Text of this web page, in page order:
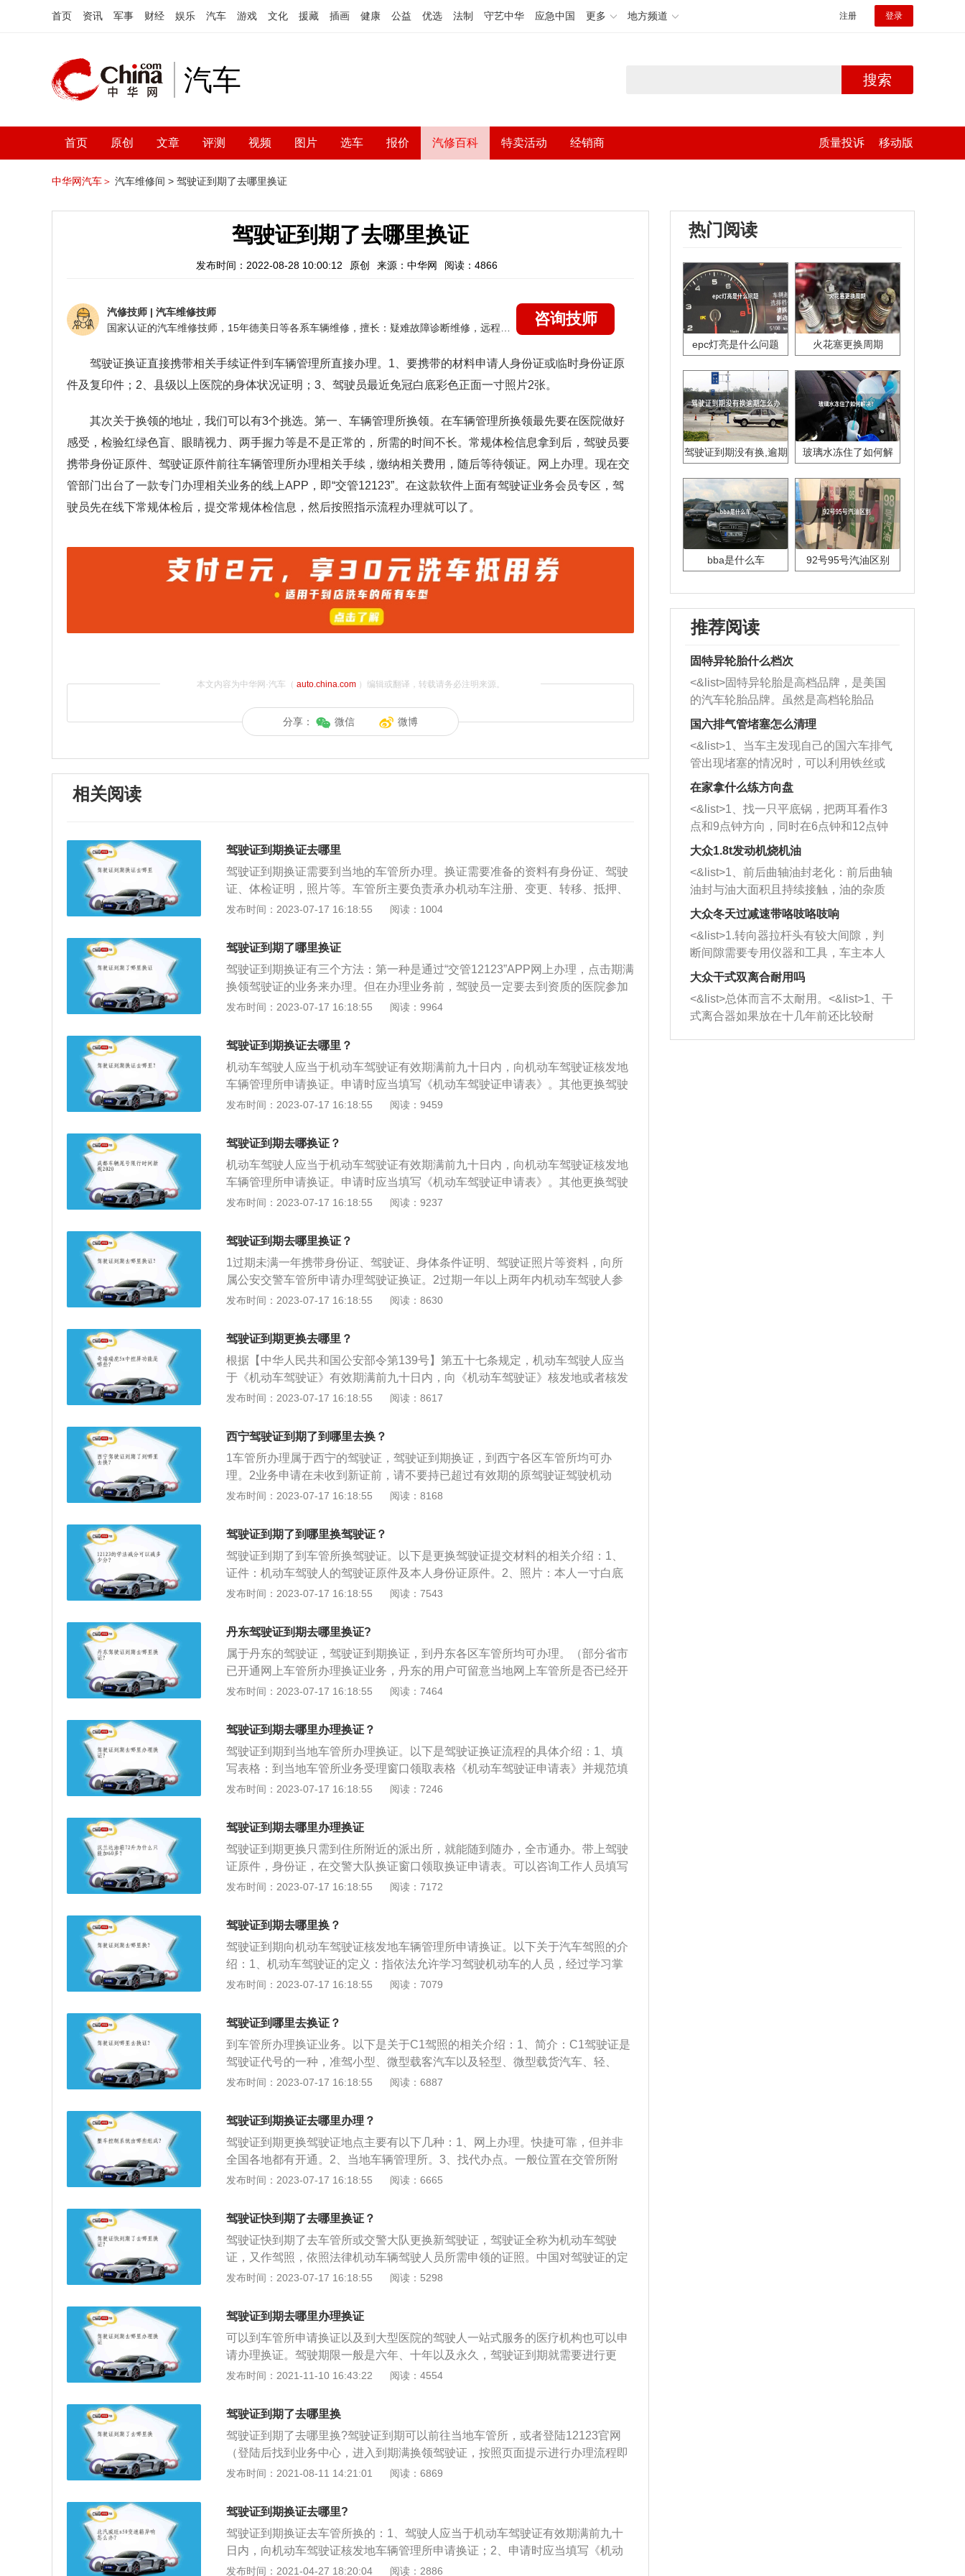
首页 资讯 军事 财经 娱乐 汽车 游戏 文化 援藏 插画 健康 公益 优选 法制 守艺中华 应急中国 更多 地方频道 注册 登录
汽车 搜索
首页 原创 文章 评测 视频 图片 选车 报价 汽修百科 特卖活动 经销商 质量投诉 移动版
中华网汽车＞ 汽车维修间 > 驾驶证到期了去哪里换证
驾驶证到期了去哪里换证
发布时间：2022-08-28 10:00:12 原创 来源：中华网 阅读：4866
汽修技师 | 汽车维修技师
咨询技师
驾驶证换证直接携带相关手续证件到车辆管理所直接办理。1、要携带的材料申请人身份证或临时身份证原
件及复印件；2、县级以上医院的身体状况证明；3、驾驶员最近免冠白底彩色正面一寸照片2张。
其次关于换领的地址，我们可以有3个挑选。第一、车辆管理所换领。在车辆管理所换领最先要在医院做好
感受，检验红绿色盲、眼睛视力、两手握力等是不是正常的，所需的时间不长。常规体检信息拿到后，驾驶员要
携带身份证原件、驾驶证原件前往车辆管理所办理相关手续，缴纳相关费用，随后等待领证。网上办理。现在交
管部门出台了一款专门办理相关业务的线上APP，即“交管12123”。在这款软件上面有驾驶证业务会员专区，驾
驶员先在线下常规体检后，提交常规体检信息，然后按照指示流程办理就可以了。
本文内容为中华网·汽车（ auto.china.com）编辑或翻译，转载请务必注明来源。
分享： 微信 微博
相关阅读
驾驶证到期换证去哪里
驾驶证到期换证需要到当地的车管所办理。换证需要准备的资料有身份证、驾驶
证、体检证明，照片等。车管所主要负责承办机动车注册、变更、转移、抵押、
注销登记，机动车驾驶证申请、补领、换领、审验及受理机动车和驾驶员相关的
驶证有效期满前九十日内，向机动车驾驶证核发地或者核发地以外的车辆管理所
申请换证。驾照到期更换新驾照流程如下：1、要准备好1寸照片（没有照片的，
办证大厅旁边就有专门拍照片的）；体检证明一份（没有体检证明的，也是在办
证大厅旁边就有，直接就可以体检）；2、驾驶证换证必须到车管所才能办理；
3、填写一张驾照换证申请表，照片贴在右上角；4、携带身份证、驾驶证到办证
驾照了，一般的小的城市是当场就拿走的，北上广这样的大城市是15个工作日办
完，到时通知去取，也可以办理快递寄，但快递费要自己承担。交管12123（安
卓手机app版本下，v2.8.7）换证前需进行体检在申请换证业务前，需要先到指定
进行换证：登录交管12123app后，通过业务中心找到期满换领驾驶证业务，点击
理。阅读完业务须知后，点击同意，确认用户申告内容，然后进入驾驶人信息确
认界面，仔细核对点击下一步；选择取件方式，可以邮政寄递或网点自取，如果
需要邮寄的，则仔细填写收件地址；确认取件方式后，点击下一步，进入期满换
证提交界面。再次确认所填资料信息无误后，获取手机短信验证码，验证通过
发布时间：2023-07-17 16:18:55 阅读：1004
驾驶证到期了哪里换证
驾驶证到期换证有三个方法：第一种是通过“交管12123”APP网上办理，点击期满
换领驾驶证的业务来办理。但在办理业务前，驾驶员一定要去到资质的医院参加
相应的体检，否则无法办理。第二种是去车管所窗口办理，这是最传统的方式。
体检证明，就能快速办理换证业务，拿到新的驾驶证。第三种是邮政网点办理换
证业务，但前提是驾驶员所在城市的邮政储蓄银行开通了换驾驶证的业务。
发布时间：2023-07-17 16:18:55 阅读：9964
驾驶证到期换证去哪里？
机动车驾驶人应当于机动车驾驶证有效期满前九十日内，向机动车驾驶证核发地
车辆管理所申请换证。申请时应当填写《机动车驾驶证申请表》。其他更换驾驶
证的方式如下：“交管12123”APP换证。下载“交管12123”APP，依次选择服务中
业厅的“警医邮”服务点，进行换证办理，从受理登记、体检再到新证制作只需半
小时。目前只有少部分城市开通了该项服务，比如杭州。换证和审验须符合以下
条件：持有大型客车、牵引车、城市公交车、中型客车、大型货车驾驶证在本记
分周期内没有记分，或者持有其他准驾车型驾驶证在本记分周期内记分未达到12
分；持有大型客车、牵引车、城市公交车、中型客车、大型货车驾驶证一个记分
等以上责任未被吊销机动车驾驶证的驾驶人，已参加审验教育的；申请人没有未
处理完毕的道路交通安全违法行为或者交通事故；申请人身体条件符合驾驶许可
条件；机动车驾驶证没有被依法扣押、扣留、暂扣、吊销、注销或撤销的情形。
发布时间：2023-07-17 16:18:55 阅读：9459
驾驶证到期去哪换证？
机动车驾驶人应当于机动车驾驶证有效期满前九十日内，向机动车驾驶证核发地
车辆管理所申请换证。申请时应当填写《机动车驾驶证申请表》。其他更换驾驶
证的方式如下：“交管12123”APP换证。下载“交管12123”APP，依次选择服务中
业厅的“警医邮”服务点，进行换证办理，从受理登记、体检再到新证制作只需半
小时。目前只有少部分城市开通了该项服务，比如杭州。换证和审验须符合以下
条件：持有大型客车、牵引车、城市公交车、中型客车、大型货车驾驶证在本记
分周期内没有记分，或者持有其他准驾车型驾驶证在本记分周期内记分未达到12
分；持有大型客车、牵引车、城市公交车、中型客车、大型货车驾驶证一个记分
等以上责任未被吊销机动车驾驶证的驾驶人，已参加审验教育的；申请人没有未
处理完毕的道路交通安全违法行为或者交通事故；申请人身体条件符合驾驶许可
条件；机动车驾驶证没有被依法扣押、扣留、暂扣、吊销、注销或撤销的情形。
发布时间：2023-07-17 16:18:55 阅读：9237
驾驶证到期去哪里换证？
1过期未满一年携带身份证、驾驶证、身体条件证明、驾驶证照片等资料，向所
属公安交警车管所申请办理驾驶证换证。2过期一年以上两年内机动车驾驶人参
加道路交通安全法律、法规和相关知识考试合格后，可以恢复驾驶资格。3到期
发布时间：2023-07-17 16:18:55 阅读：8630
驾驶证到期更换去哪里？
根据【中华人民共和国公安部令第139号】第五十七条规定，机动车驾驶人应当
于《机动车驾驶证》有效期满前九十日内，向《机动车驾驶证》核发地或者核发
地以外的车辆管理所申请换证。办理材料：根据《机动车驾驶证申领和使用规
驾驶证》的申请时应当填写《机动车驾驶证申请表》并提交以下证明、凭证机动
车驾驶人的身份证明。《机动车驾驶证》。县级或者部队团级以上医疗机构出具
的有关身体条件的证明，属于申请残疾人专用小型自动挡载客汽车的，应当提交
经省级卫生主管部门指定的专门医疗机构出具的有关身体条件的证明。办理流
程：拍照（或自带白底免冠1寸照）。填写《机动车驾驶申请表》。业务窗口办
发布时间：2023-07-17 16:18:55 阅读：8617
西宁驾驶证到期了到哪里去换？
1车管所办理属于西宁的驾驶证，驾驶证到期换证，到西宁各区车管所均可办
理。2业务申请在未收到新证前，请不要持已超过有效期的原驾驶证驾驶机动
车。3在办理过程中申请人与收件人必须一致。请您如实填写相关信息，对所提
发布时间：2023-07-17 16:18:55 阅读：8168
驾驶证到期了到哪里换驾驶证？
驾驶证到期了到车管所换驾驶证。以下是更换驾驶证提交材料的相关介绍：1、
证件：机动车驾驶人的驾驶证原件及本人身份证原件。2、照片：本人一寸白底
彩色照片三张。3、身体条件证明：一般需要县级或部队团级以上医疗机构出具
管部门指定的专门医疗机构出具的有关身体条件的证明。
发布时间：2023-07-17 16:18:55 阅读：7543
丹东驾驶证到期去哪里换证?
属于丹东的驾驶证，驾驶证到期换证，到丹东各区车管所均可办理。（部分省市
已开通网上车管所办理换证业务，丹东的用户可留意当地网上车管所是否已经开
通。）丹东驾驶证到期换证需要的资料：1、复印件：机动车驾驶人身份证明原
回执原件（申请人签名）。3、身体条件证明：丹东驾驶人“一站式”服务医疗机构
身体条件证明原件（申请人签名）。4、遗失声明：原机动车驾驶证原件/机动车
驾驶证遗失书面声明（申请人签名）。
发布时间：2023-07-17 16:18:55 阅读：7464
驾驶证到期去哪里办理换证？
驾驶证到期到当地车管所办理换证。以下是驾驶证换证流程的具体介绍：1、填
写表格：到当地车管所业务受理窗口领取表格《机动车驾驶证申请表》并规范填
写。2、提交资料：到当地车管所受理窗口提交所需的资料和填写的《机动车驾
本费：持驾管业务受理凭证在POS机或到建行各网点缴纳工本费。4、领取证
件：受理时长三个工作日，领证时需要资料驾管业务受理凭证，原驾驶证以及领
取人身份证明。
发布时间：2023-07-17 16:18:55 阅读：7246
驾驶证到期去哪里办理换证
驾驶证到期更换只需到住所附近的派出所，就能随到随办，全市通办。带上驾驶
证原件，身份证，在交警大队换证窗口领取换证申请表。可以咨询工作人员填写
资料。以下是相关资料：1、换证时间：换证时间只能提前，没有正当理由不能
应尽快办理，如果推迟，则要进行罚款处罚。2、注意事项：驾驶证换证有一个
最迟期限，可以在期满前九十日内前去办理，错过后仍可正常换证，期限是过期
不到一年；如果过期一年以上三年以内，驾照会被注销，不过可以通过科目一考
试来正常办理换证；过期三年以上，驾照作废无法换证。
发布时间：2023-07-17 16:18:55 阅读：7172
驾驶证到期去哪里换？
驾驶证到期向机动车驾驶证核发地车辆管理所申请换证。以下关于汽车驾照的介
绍：1、机动车驾驶证的定义：指依法允许学习驾驶机动车的人员，经过学习掌
握交通法规知识和驾驶技术后，经管理部门考试合格，核发许可驾驶某类机动车
驶、道路驾驶（包括安全文明驾驶）等三项。3、驾驶证过期：驾驶证过期一年
之内，可以到车管所申请期满换证；过期满一年不满三年，需要参加科目一考
试，考试通过后可以正常换证；过期超过三年，驾驶证就会被注销。
发布时间：2023-07-17 16:18:55 阅读：7079
驾驶证到哪里去换证？
到车管所办理换证业务。以下是关于C1驾照的相关介绍：1、简介：C1驾驶证是
驾驶证代号的一种，准驾小型、微型载客汽车以及轻型、微型载货汽车、轻、
小、微型专项作业车等车型。申请人可以持居民身份证在全国任一地直接申领驾
道路驾驶、安全文明驾驶常识等四项。2、驾驶要求：根据《机动车驾驶证申领
和使用规定》，C1驾驶证准驾范围为小型、微型载客汽车及轻型、微型载货汽
车；轻、小、微型专项作业车；小型载客汽车乘坐人数小于或等于9人。根据这
项标准要求，C1证不能驾驶多出9座的车辆。另外：驾驶货车总长度不能超过6
米。
发布时间：2023-07-17 16:18:55 阅读：6887
驾驶证到期换证去哪里办理？
驾驶证到期更换驾驶证地点主要有以下几种：1、网上办理。快捷可靠，但并非
全国各地都有开通。2、当地车辆管理所。3、找代办点。一般位置在交管所附
近。4、当地邮政局。快捷可靠，但并非全国各地都有开通。扩展内容：去当地
当地车辆管理所排号并领取填写《机动车驾驶证申请表》。3、在大厅等待叫号
后在柜台办理，并且交相关费用。4、等待三个工作日即可拿到。
发布时间：2023-07-17 16:18:55 阅读：6665
驾驶证快到期了去哪里换证？
驾驶证快到期了去车管所或交警大队更换新驾驶证，驾驶证全称为机动车驾驶
证，又作驾照，依照法律机动车辆驾驶人员所需申领的证照。中国对驾驶证的定
义为：机动车驾驶证是指依法允许学习驾驶机动车的人员，经过学习，掌握了交
律凭证。驾驶证到期更换流程：1、到车管所收集两张表格，取号码排队，到体
检地点体检，事先没有准备好的复印件，同时复印好，没拍照可以现场拍照；
2、回到车管所填写表单，等待叫号；3、当场换证，但一般等10到20分钟，换证
后，车主需要缴纳一定的费用。
发布时间：2023-07-17 16:18:55 阅读：5298
驾驶证到期去哪里办理换证
可以到车管所申请换证以及到大型医院的驾驶人一站式服务的医疗机构也可以申
请办理换证。驾驶期限一般是六年、十年以及永久，驾驶证到期就需要进行更
换，否则持有人驾车上路就属于无证驾驶。驾照有效期内在一个记分周期内不超
及复印件等资料，然后填写邮寄委托书，接着在96588服务中心进行审核，通过
审核以后就会以邮寄的方式将新的驾驶证寄回给驾驶人。驾驶员应该在驾驶证有
效期的前三个月进行办理，而且在办理换证前要先将驾驶证的违规记录处理，若
是车主非本地户口的话，就需要有本地的居住证才能够申请办理。需要注意的
是，C1驾驶证是不需要审验的，只要记分周期内未被记扣12分，在隔年就能够继
发布时间：2021-11-10 16:43:22 阅读：4554
驾驶证到期了去哪里换
驾驶证到期了去哪里换?驾驶证到期可以前往当地车管所，或者登陆12123官网
（登陆后找到业务中心，进入到期满换领驾驶证，按照页面提示进行办理流程即
可）进行办理。驾驶证期满换证可以提前90个工作日内。驾驶证过期时间没超过
格后方可拿到驾照。要是过期时间超过3年以上，就需要重新报考驾照考试。机
动车驾驶证期满换证网上办理流程如下：1、登录12123官网，点击业务中心，选
择期满换领驾驶证，进入期满换领驾驶证业务流程；2、对于不存在有效驾驶证
照片的，可按照系统提示引导，在线提交驾驶证证件照片后继续办理。认真阅读
期满换证业务须知后，点击阅读并同意，确认申告内容，进入驾驶人信息确认页
发布时间：2021-08-11 14:21:01 阅读：6869
驾驶证到期换证去哪里?
驾驶证到期换证去车管所换的：1、驾驶人应当于机动车驾驶证有效期满前九十
日内，向机动车驾驶证核发地车辆管理所申请换证；2、申请时应当填写《机动
车驾驶证申请表》，并提交机动车驾驶人的身份证明、机动车驾驶证、县级或者
发布时间：2021-04-27 18:20:04 阅读：2886
热门阅读
epc灯亮是什么问题 火花塞更换周期
驾驶证到期没有换,逾期
玻璃水冻住了如何解
bba是什么车 92号95号汽油区别
推荐阅读
固特异轮胎什么档次
<&list>固特异轮胎是高档品牌，是美国
的汽车轮胎品牌。虽然是高档轮胎品
牌，但是中高低端的轮胎都有生产，这
也是为了更好的开拓市场。
国六排气管堵塞怎么清理
<&list>1、当车主发现自己的国六车排气
管出现堵塞的情况时，可以利用铁丝或
者是细棍，直接将杂物给取出来，如果
堵塞情况比较严重，也可以采取应急措
施。 <&list>2、直接利用木棍将所有的
杂物推到排气管里面的位置处，然后将
三元催化器拆解开，就可以将堵塞的东
西取出来。但如果是因为积碳过多引起
的堵塞，就需要将三元催化器泡在草酸
洗剂对堵塞的情况得到解决，将清洗剂
放在燃油箱中，与燃油混合后，车辆启
动时，就可以和汽油一起进入到燃烧
室，最后形成废气排出，就可以让三元
催化器得到清洗，排气管堵塞的情况就
能够得到解决。
在家拿什么练方向盘
<&list>1、找一只平底锅，把两耳看作3
点和9点钟方向，同时在6点钟和12点钟
方向做一个标记。 <&list>2、双手握住
一圈半的练习，往右同样也要打相同的
圈数。 <&list>3、最后强调要反复练
习，这样就可以形成肌肉记忆，在真实
驾驶车辆时，不需要记忆也能打好方
向。
大众1.8t发动机烧机油
<&list>1、前后曲轴油封老化：前后曲轴
油封与油大面积且持续接触，油的杂质
和发动机内持续温度变化使其密封效果
逐渐减弱，导致渗油或漏油。<&list>2、
活塞间隙过大：积碳会使活塞环与缸体
的间隙扩大，导致机油流入燃烧室中，
造成烧机油。<&list>3、机油粘度。使用
机油粘度过小的话，同样会有烧机油现
象，机油粘度过小具有很好的流动性，
大众冬天过减速带咯吱咯吱响
<&list>1.转向器拉杆头有较大间隙，判
断间隙需要专用仪器和工具，车主本人
无法制作，需要将车辆送到修理厂或4s
店；<&list>2.车辆半轴套管防尘罩破
裂，破裂后会出现漏油现象，使半轴磨
损严重，磨损的半轴容易损坏，产生异
响；<&list>3.稳定器的转向胶套和球头
大众干式双离合耐用吗
<&list>总体而言不太耐用。<&list>1、干
式离合器如果放在十几年前还比较耐